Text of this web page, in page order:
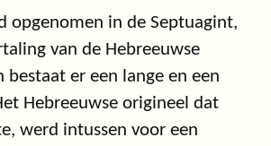
opgenomen in de Septuagint,
van de Hebreeuwse
bestaat er een lange en een
Hebreeuwse origineel dat
werd intussen voor een